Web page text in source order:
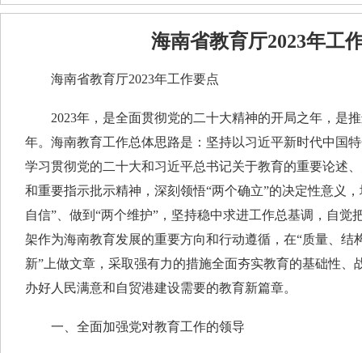
海南省教育厅2023年工
海南省教育厅2023年工作要点
2023年，是全面贯彻党的二十大精神的开局之年，是推
年。海南教育工作总体思路是：坚持以习近平新时代中国
学习贯彻党的二十大和习近平总书记关于教育的重要论述
和重要指示批示精神，深刻领悟“两个确立”的决定性意义
自信”、做到“两个维护”，坚持稳中求进工作总基调，自觉
架作为海南教育发展的重要方向和行动遵循，在“质量、结
新”上做文章，采取强有力的措施全面夯实教育的基础性、
办好人民满意和自贸港建设需要的教育新篇章。
一、全面加强党对教育工作的领导